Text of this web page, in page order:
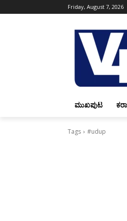
Friday, August 7, 2026
ಮುಖಪುಟ
Tags #udup